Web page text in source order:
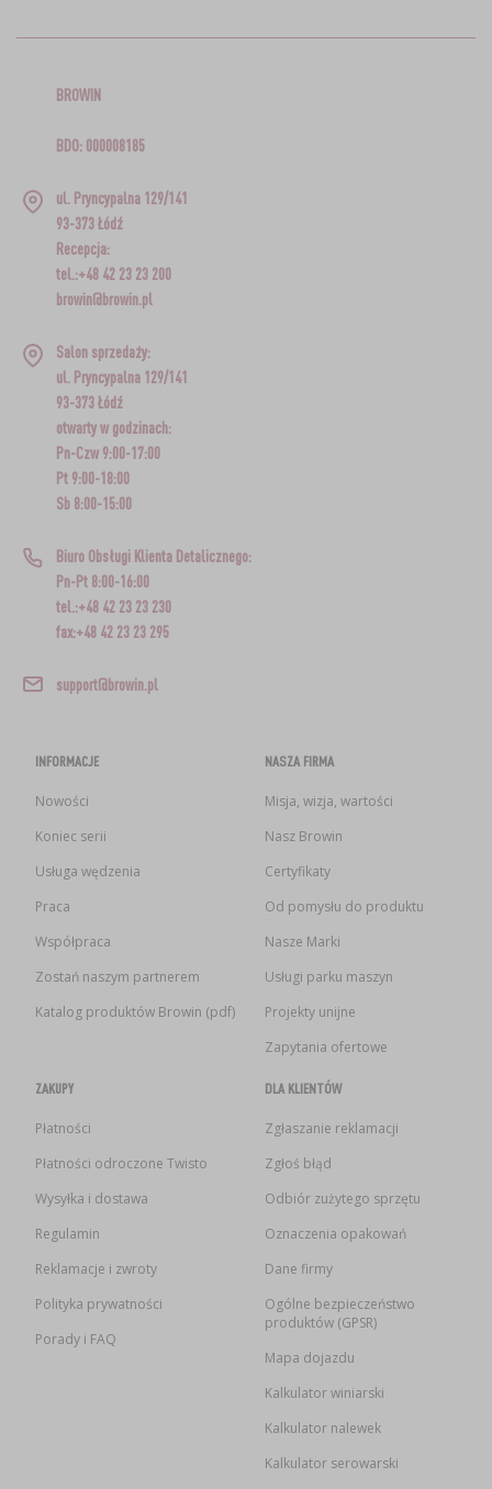
BROWIN
BDO: 000008185
ul. Pryncypalna 129/141
93-373 Łódź
Recepcja:
tel.:+48 42 23 23 200
browin@browin.pl
Salon sprzedaży:
ul. Pryncypalna 129/141
93-373 Łódź
otwarty w godzinach:
Pn-Czw 9:00-17:00
Pt 9:00-18:00
Sb 8:00-15:00
Biuro Obsługi Klienta Detalicznego:
Pn-Pt 8:00-16:00
tel.:+48 42 23 23 230
fax:+48 42 23 23 295
support@browin.pl
INFORMACJE
Nowości
Koniec serii
Usługa wędzenia
Praca
Współpraca
Zostań naszym partnerem
Katalog produktów Browin (pdf)
NASZA FIRMA
Misja, wizja, wartości
Nasz Browin
Certyfikaty
Od pomysłu do produktu
Nasze Marki
Usługi parku maszyn
Projekty unijne
Zapytania ofertowe
ZAKUPY
Płatności
Płatności odroczone Twisto
Wysyłka i dostawa
Regulamin
Reklamacje i zwroty
Polityka prywatności
Porady i FAQ
DLA KLIENTÓW
Zgłaszanie reklamacji
Zgłoś błąd
Odbiór zużytego sprzętu
Oznaczenia opakowań
Dane firmy
Ogólne bezpieczeństwo
produktów (GPSR)
Mapa dojazdu
Kalkulator winiarski
Kalkulator nalewek
Kalkulator serowarski